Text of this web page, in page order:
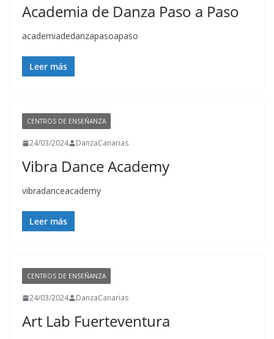
Academia de Danza Paso a Paso
academiadedanzapasoapaso
Leer más
CENTROS DE ENSEÑANZA
24/03/2024 DanzaCanarias
Vibra Dance Academy
vibradanceacademy
Leer más
CENTROS DE ENSEÑANZA
24/03/2024 DanzaCanarias
Art Lab Fuerteventura